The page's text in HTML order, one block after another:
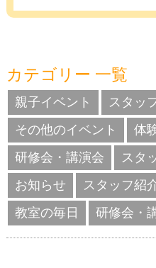
カテゴリー 一覧
親子イベント
スタッ
その他のイベント
体
研修会・講演会
スタ
お知らせ
スタッフ紹
教室の毎日
研修会・